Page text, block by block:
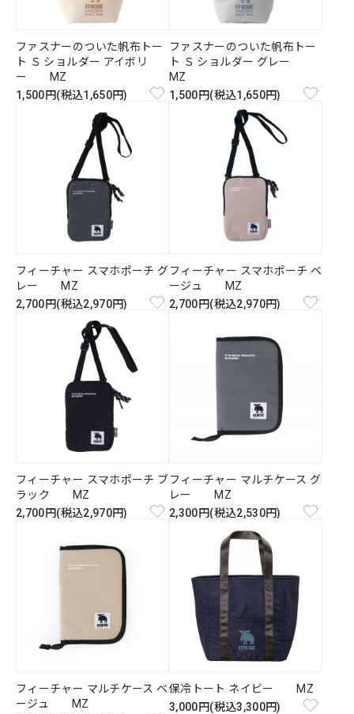
ファスナーのついた帆布トー
ト Ｓ ショルダー アイボリ
ー MZ
1,500円(税込1,650円)
ファスナーのついた帆布トー
ト Ｓ ショルダー グレー
MZ
1,500円(税込1,650円)
フィーチャー スマホポーチ グ
レー MZ
2,700円(税込2,970円)
フィーチャー スマホポーチ ベ
ージュ MZ
2,700円(税込2,970円)
フィーチャー スマホポーチ ブ
ラック MZ
2,700円(税込2,970円)
フィーチャー マルチケース グ
レー MZ
2,300円(税込2,530円)
フィーチャー マルチケース ベ
ージュ MZ
保冷トート ネイビー MZ
3,000円(税込3,300円)